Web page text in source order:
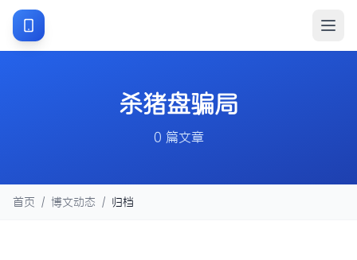
杀猪盘骗局
0 篇文章
首页 / 博文动态 / 归档